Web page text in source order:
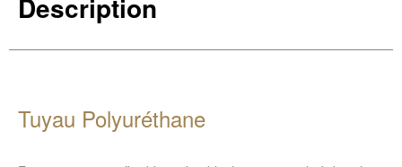
Description
Tuyau Polyuréthane